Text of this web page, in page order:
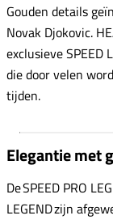
Gouden details
Novak Djokovic.
exclusieve SPEED
die door velen
tijden.
Elegantie met
De SPEED PRO
LEGEND zijn